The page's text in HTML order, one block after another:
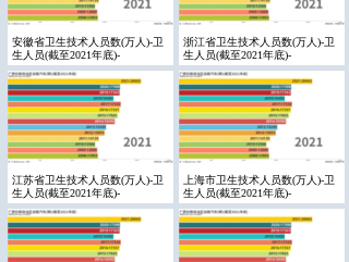
安徽省卫生技术人员数(万人)-卫
生人员(截至2021年底)-
浙江省卫生技术人员数(万人)-卫
生人员(截至2021年底)-
江苏省卫生技术人员数(万人)-卫
生人员(截至2021年底)-
上海市卫生技术人员数(万人)-卫
生人员(截至2021年底)-